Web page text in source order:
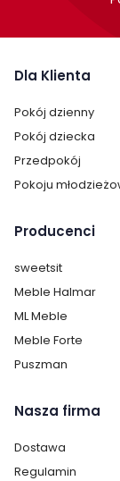
Pokój:
Dla Klienta
Pokój dzienny
Pokój dziecka
Przedpokój
Pokoju
Producenci
sweetsit
Meble Halmar
ML Meble
Meble Forte
Puszman
Nasza firma
Dostawa
Regulamin